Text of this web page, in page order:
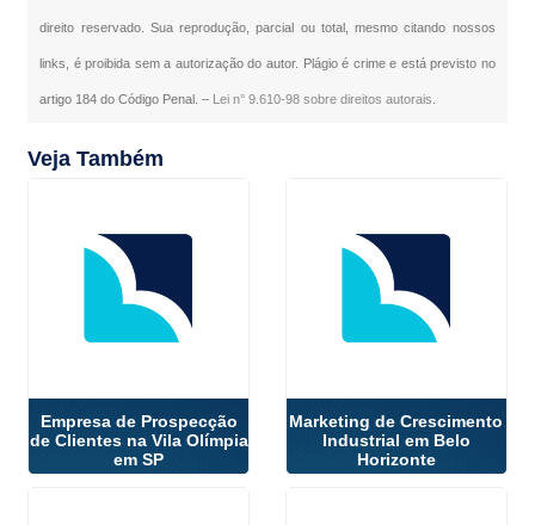
direito reservado. Sua reprodução, parcial ou total, mesmo citando nossos
links, é proibida sem a autorização do autor. Plágio é crime e está previsto no
artigo 184 do Código Penal. – Lei n° 9.610-98 sobre direitos autorais
Veja Também
Empresa de Prospecção
de Clientes na Vila Olímpia
em SP
Marketing de Crescimento
Industrial em Belo
Horizonte